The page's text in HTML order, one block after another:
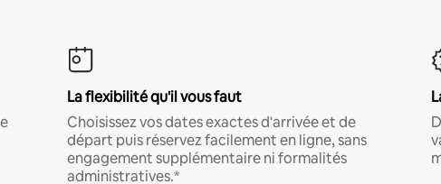
La flexibilité qu'il vous faut
Choisissez vos dates exactes d'arrivée et de
départ puis réservez facilement en ligne, sans
engagement supplémentaire ni formalités
administratives.*